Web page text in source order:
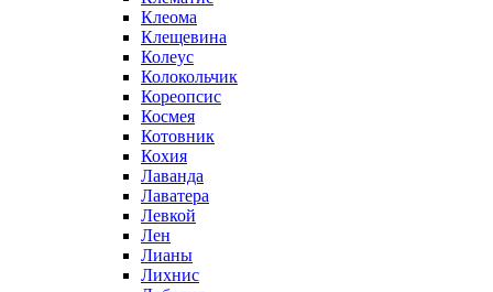
Клеома
Клещевина
Колеус
Колокольчик
Кореопсис
Космея
Котовник
Кохия
Лаванда
Лаватера
Левкой
Лен
Лианы
Лихнис